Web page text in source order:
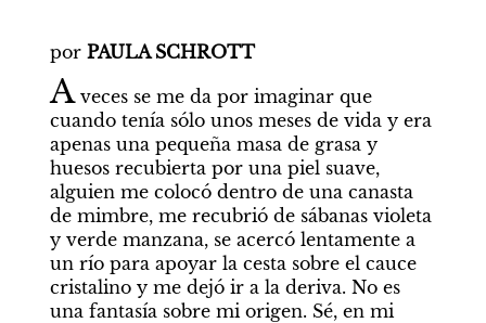
por PAULA SCHROTT
A veces se me da por imaginar que
cuando tenía sólo unos meses de vida y era
apenas una pequeña masa de grasa y
huesos recubierta por una piel suave,
alguien me colocó dentro de una canasta
de mimbre, me recubrió de sábanas violeta
y verde manzana, se acercó lentamente a
un río para apoyar la cesta sobre el cauce
cristalino y me dejó ir a la deriva. No es
una fantasía sobre mi origen. Sé, en mi